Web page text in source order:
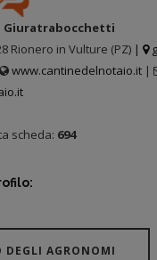
Giuratrabocchetti
Rionero in Vulture (PZ) |
www.cantinedelnotaio.it |
scheda: 694
DEGLI AGRONOMI